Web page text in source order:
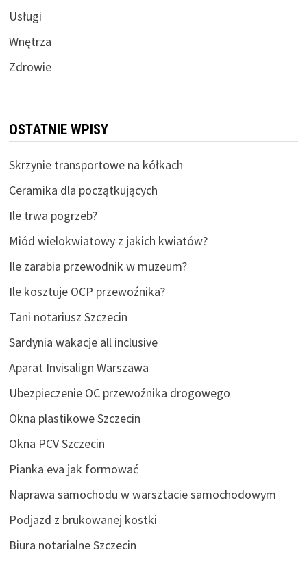
Usługi
Wnętrza
Zdrowie
OSTATNIE WPISY
Skrzynie transportowe na kółkach
Ceramika dla początkujących
Ile trwa pogrzeb?
Miód wielokwiatowy z jakich kwiatów?
Ile zarabia przewodnik w muzeum?
Ile kosztuje OCP przewoźnika?
Tani notariusz Szczecin
Sardynia wakacje all inclusive
Aparat Invisalign Warszawa
Ubezpieczenie OC przewoźnika drogowego
Okna plastikowe Szczecin
Okna PCV Szczecin
Pianka eva jak formować
Naprawa samochodu w warsztacie samochodowym
Podjazd z brukowanej kostki
Biura notarialne Szczecin